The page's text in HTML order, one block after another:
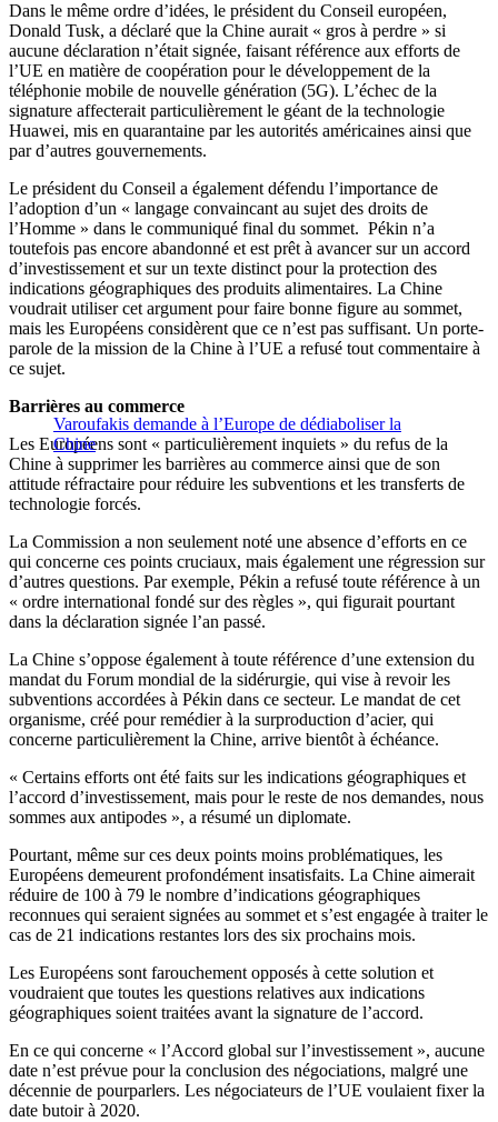
Dans le même ordre d’idées, le président du Conseil européen,
Donald Tusk, a déclaré que la Chine aurait « gros à perdre » si
aucune déclaration n’était signée, faisant référence aux efforts de
l’UE en matière de coopération pour le développement de la
téléphonie mobile de nouvelle génération (5G). L’échec de la
signature affecterait particulièrement le géant de la technologie
Huawei, mis en quarantaine par les autorités américaines ainsi que
par d’autres gouvernements.
Le président du Conseil a également défendu l’importance de
l’adoption d’un « langage convaincant au sujet des droits de
l’Homme » dans le communiqué final du sommet. Pékin n’a
toutefois pas encore abandonné et est prêt à avancer sur un accord
d’investissement et sur un texte distinct pour la protection des
indications géographiques des produits alimentaires. La Chine
voudrait utiliser cet argument pour faire bonne figure au sommet,
mais les Européens considèrent que ce n’est pas suffisant. Un porte-
parole de la mission de la Chine à l’UE a refusé tout commentaire à
ce sujet.
Varoufakis demande à l’Europe de dédiaboliser la
Chine
Barrières au commerce
Les Européens sont « particulièrement inquiets » du refus de la
Chine à supprimer les barrières au commerce ainsi que de son
attitude réfractaire pour réduire les subventions et les transferts de
technologie forcés.
La Commission a non seulement noté une absence d’efforts en ce
qui concerne ces points cruciaux, mais également une régression sur
d’autres questions. Par exemple, Pékin a refusé toute référence à un
« ordre international fondé sur des règles », qui figurait pourtant
dans la déclaration signée l’an passé.
La Chine s’oppose également à toute référence d’une extension du
mandat du Forum mondial de la sidérurgie, qui vise à revoir les
subventions accordées à Pékin dans ce secteur. Le mandat de cet
organisme, créé pour remédier à la surproduction d’acier, qui
concerne particulièrement la Chine, arrive bientôt à échéance.
« Certains efforts ont été faits sur les indications géographiques et
l’accord d’investissement, mais pour le reste de nos demandes, nous
sommes aux antipodes », a résumé un diplomate.
Pourtant, même sur ces deux points moins problématiques, les
Européens demeurent profondément insatisfaits. La Chine aimerait
réduire de 100 à 79 le nombre d’indications géographiques
reconnues qui seraient signées au sommet et s’est engagée à traiter le
cas de 21 indications restantes lors des six prochains mois.
Les Européens sont farouchement opposés à cette solution et
voudraient que toutes les questions relatives aux indications
géographiques soient traitées avant la signature de l’accord.
En ce qui concerne « l’Accord global sur l’investissement », aucune
date n’est prévue pour la conclusion des négociations, malgré une
décennie de pourparlers. Les négociateurs de l’UE voulaient fixer la
date butoir à 2020.